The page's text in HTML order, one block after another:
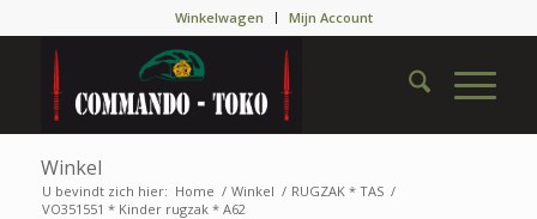
Winkelwagen Mijn Account
Winkel
U bevindt zich hier: Home / Winkel / RUGZAK * TAS /
VO351551 * Kinder rugzak * A62